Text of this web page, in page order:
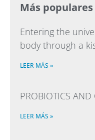
Más populares
Entering the
body through a
LEER MÁS »
PROBIOTICS AND
LEER MÁS »